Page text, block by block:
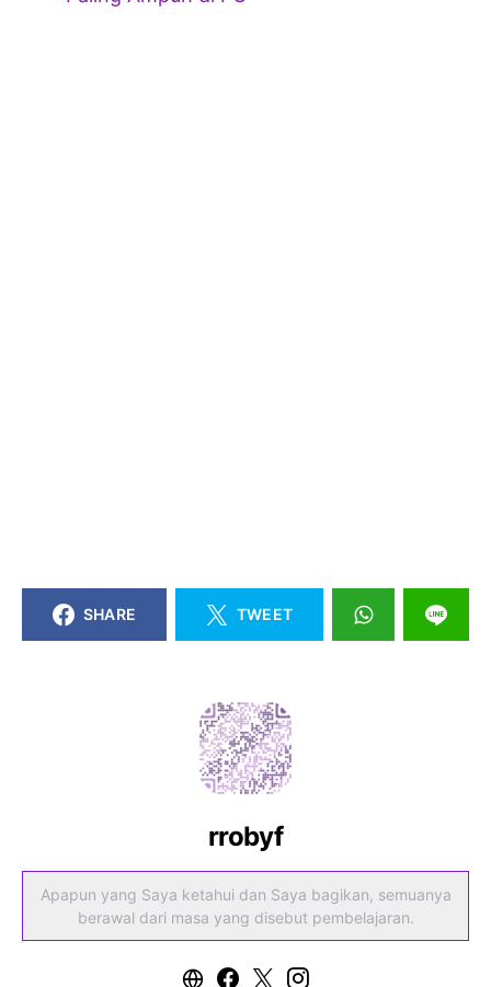
SHARE TWEET
rrobyf
Apapun yang Saya ketahui dan Saya bagikan, semuanya
berawal dari masa yang disebut pembelajaran.